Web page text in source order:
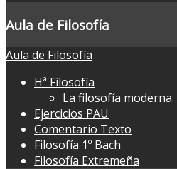
Aula de Filosofía
Aula de Filosofía
Hª Filosofía
La filosofía
Ejercicios PAU
Comentario Texto
Filosofía 1º Bach
Filosofía Extremeña